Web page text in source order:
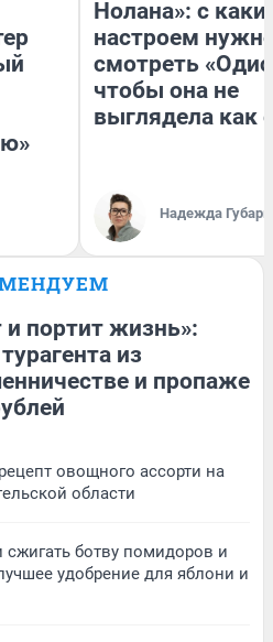
Нолана»: с
настроем
смотреть
чтобы она не
выглядела как
Надежда Губарь
портит жизнь»:
из
и пропаже
овощного ассорти на
области
ботву помидоров и
удобрение для яблони и